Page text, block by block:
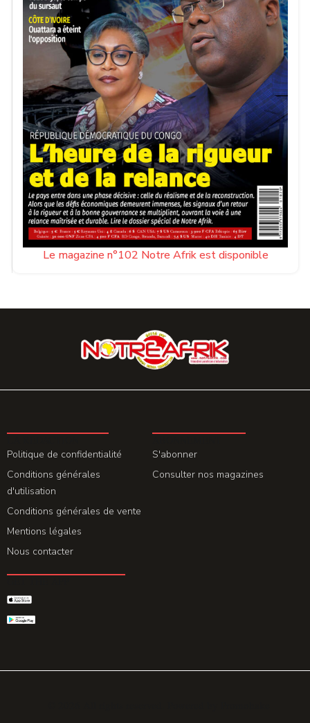
Le magazine n°102 Notre Afrik est disponible
Politique de confidentialité
Conditions générales
d'utilisation
Conditions générales de vente
Mentions légales
Nous contacter
S'abonner
Consulter nos magazines